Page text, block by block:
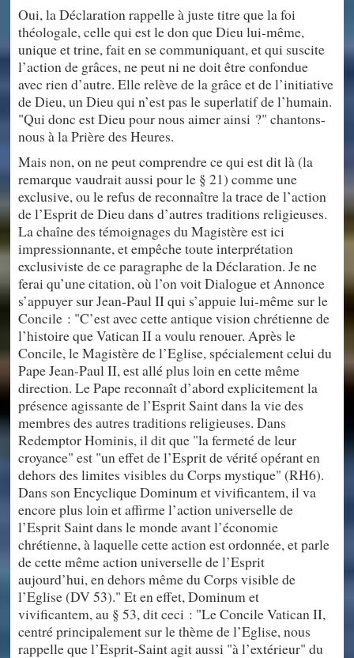
Oui, la Déclaration rappelle à juste titre que la foi
théologale, celle qui est le don que Dieu lui-même,
unique et trine, fait en se communiquant, et qui suscite
l’action de grâces, ne peut ni ne doit être confondue
avec rien d’autre. Elle relève de la grâce et de l’initiative
de Dieu, un Dieu qui n’est pas le superlatif de l’humain.
"Qui donc est Dieu pour nous aimer ainsi ?" chantons-
nous à la Prière des Heures.
Mais non, on ne peut comprendre ce qui est dit là (la
remarque vaudrait aussi pour le § 21) comme une
exclusive, ou le refus de reconnaître la trace de l’action
de l’Esprit de Dieu dans d’autres traditions religieuses.
La chaîne des témoignages du Magistère est ici
impressionnante, et empêche toute interprétation
exclusiviste de ce paragraphe de la Déclaration. Je ne
ferai qu’une citation, où l’on voit Dialogue et Annonce
s’appuyer sur Jean-Paul II qui s’appuie lui-même sur le
Concile : "C’est avec cette antique vision chrétienne de
l’histoire que Vatican II a voulu renouer. Après le
Concile, le Magistère de l’Eglise, spécialement celui du
Pape Jean-Paul II, est allé plus loin en cette même
direction. Le Pape reconnaît d’abord explicitement la
présence agissante de l’Esprit Saint dans la vie des
membres des autres traditions religieuses. Dans
Redemptor Hominis, il dit que "la fermeté de leur
croyance" est "un effet de l’Esprit de vérité opérant en
dehors des limites visibles du Corps mystique" (RH6).
Dans son Encyclique Dominum et vivificantem, il va
encore plus loin et affirme l’action universelle de
l’Esprit Saint dans le monde avant l’économie
chrétienne, à laquelle cette action est ordonnée, et parle
de cette même action universelle de l’Esprit
aujourd’hui, en dehors même du Corps visible de
l’Eglise (DV 53)." Et en effet, Dominum et
vivificantem, au § 53, dit ceci : "Le Concile Vatican II,
centré principalement sur le thème de l’Eglise, nous
rappelle que l’Esprit-Saint agit aussi "à l’extérieur" du